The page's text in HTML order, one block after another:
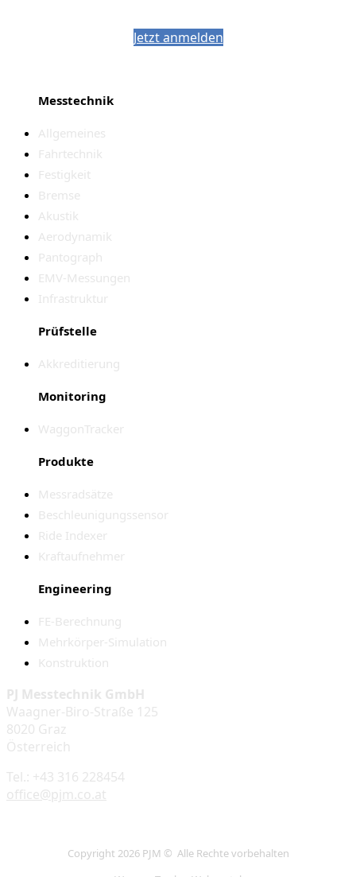
Jetzt anmelden
Messtechnik
Allgemeines
Fahrtechnik
Festigkeit
Bremse
Akustik
Aerodynamik
Pantograph
EMV-Messungen
Infrastruktur
Prüfstelle
Akkreditierung
Monitoring
WaggonTracker
Produkte
Messradsätze
Beschleunigungssensor
Ride Indexer
Kraftaufnehmer
Engineering
FE-Berechnung
Mehrkörper-Simulation
Konstruktion
PJ Messtechnik GmbH
Waagner-Biro-Straße 125
8020 Graz
Österreich
Tel.: +43 316 228454
office@pjm.co.at
Copyright 2026 PJM © Alle Rechte vorbehalten